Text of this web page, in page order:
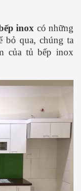
inox có những
bỏ qua, chúng ta
của tủ bếp inox